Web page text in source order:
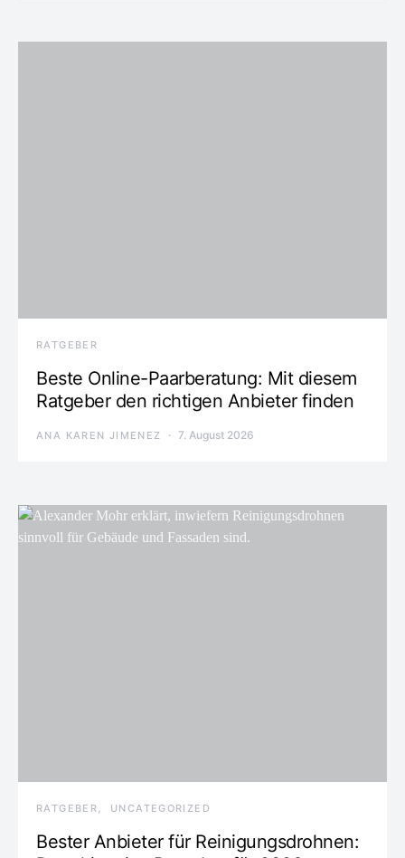
RATGEBER
Beste Online-Paarberatung: Mit diesem
Ratgeber den richtigen Anbieter finden
ANA KAREN JIMENEZ 7. August 2026
RATGEBER UNCATEGORIZED
Bester Anbieter für Reinigungsdrohnen: